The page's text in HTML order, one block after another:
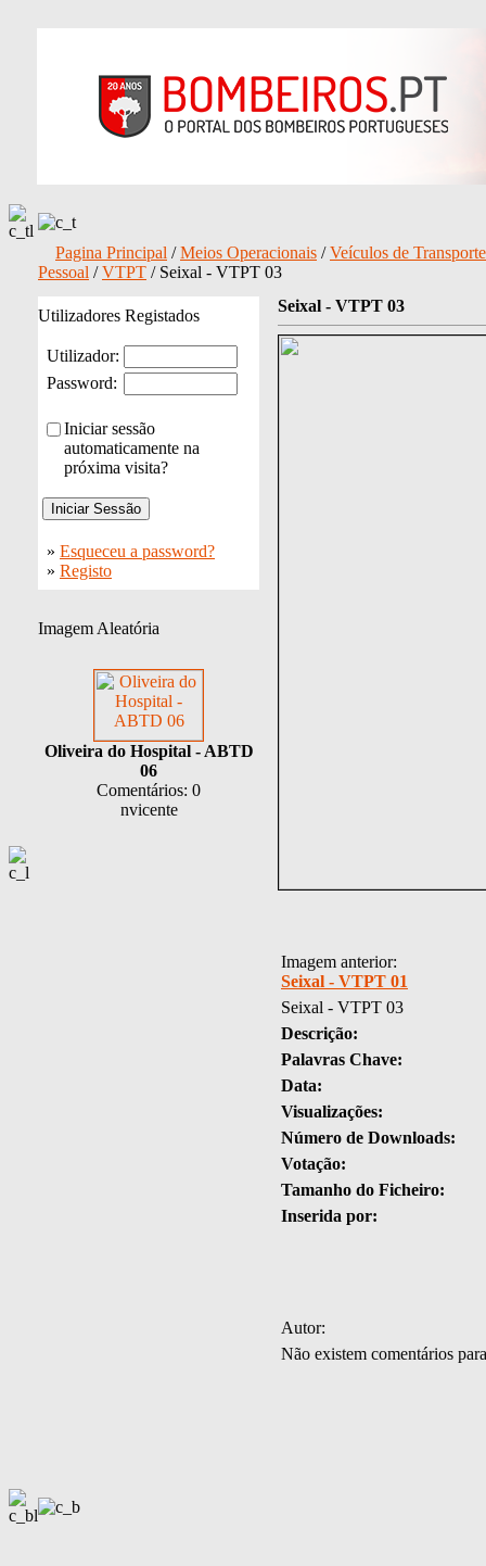
Pagina Principal /Meios Operacionais /Veículos de
Pessoal /VTPT / Seixal - VTPT 03
Utilizadores Registados
Utilizador:
Password:
Iniciar sessão
automaticamente na
próxima visita?
» Esqueceu a password?
» Registo
Imagem Aleatória
Oliveira do Hospital - ABTD
06
Comentários: 0
nvicente
Seixal - VTPT 03
Imagem anterior:
Seixal - VTPT 01
Seixal - VTPT 03
Descrição:
Palavras Chave:
Data:
Visualizações:
Número de Downloads:
Votação:
Tamanho do Ficheiro:
Inserida por:
Autor:
Não existem comentários